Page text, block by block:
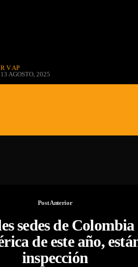
R V AP
13 AGOSTO, 2025
Post Anterior
sedes de
de este año,
inspección